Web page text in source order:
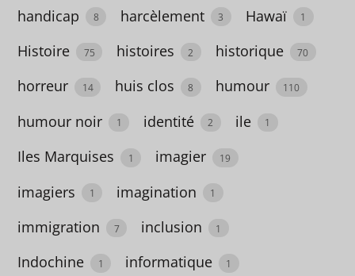
cartonnés
6
alimentation
Allemagne
handicap 8 harcèlement 3 Hawaï 1
Histoire 75 histoires 2 historique 70
horreur 14 huis clos 8 humour 110
humour noir 1 identité 2 ile 1
Iles Marquises 1 imagier 19
imagiers 1 imagination 1
immigration 7 inclusion 1
Indochine 1 informatique 1